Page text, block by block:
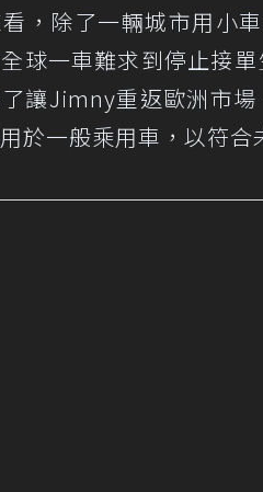
，除了一輛城市用小
球一車難求到停止接
讓Jimny重返歐洲市
於一般乘用車，以符合